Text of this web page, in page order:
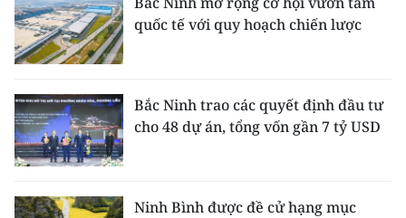
quốc tế với quy hoạch chiến lược
Bắc Ninh trao các quyết định đầu tư
cho 48 dự án, tổng vốn gần 7 tỷ USD
Ninh Bình được đề cử hạng mục